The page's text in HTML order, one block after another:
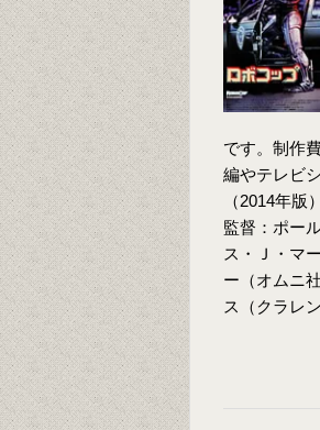
です。制作
編やテレビ
（2014年版
監督：ポー
ス・Ｊ・マ
ー（オムニ
ス（クラレ